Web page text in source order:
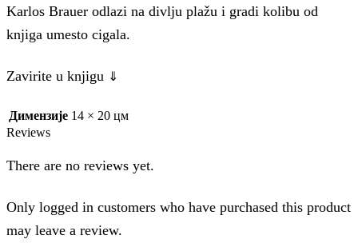
Karlos Brauer odlazi na divlju plažu i gradi kolibu od
knjiga umesto cigala.
Zavirite u knjigu ⇓
Димензије 14 × 20 цм
Reviews
There are no reviews yet.
Only logged in customers who have purchased this product
may leave a review.